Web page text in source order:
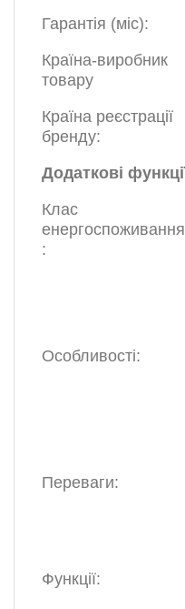
Гарантія (міс):
Країна-виробник
товару
Країна реєстрації
бренду:
Додаткові
Клас
енергоспоживання
:
Особливості:
Переваги:
Функції: